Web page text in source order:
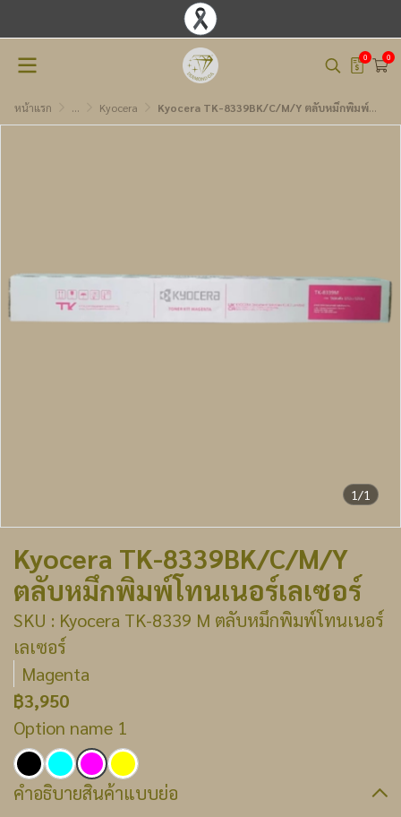
0 0
หน้าแรก ... Kyocera Kyocera TK-8339BK/C/M/Y ตลับหมึกพิมพ์โทนเนอร์เลเซอร์
1/1
Kyocera TK-8339BK/C/M/Y
ตลับหมึกพิมพ์โทนเนอร์เลเซอร์
SKU : Kyocera TK-8339 M ตลับหมึกพิมพ์โทนเนอร์
เลเซอร์
Magenta
฿3,950
Option name 1
คำอธิบายสินค้าแบบย่อ